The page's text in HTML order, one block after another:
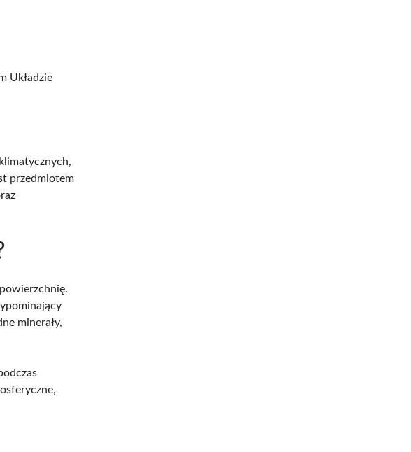
Układzie
przedmiotem
minerały,